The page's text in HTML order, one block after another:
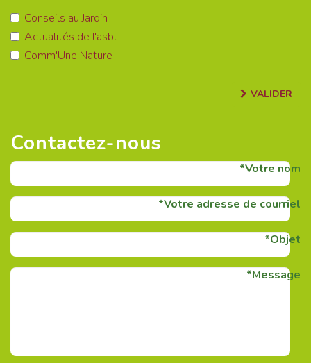
Conseils au Jardin
Actualités de l'asbl
Comm'Une Nature
VALIDER
Contactez-nous
Votre nom
Votre adresse de courriel
Objet
Message